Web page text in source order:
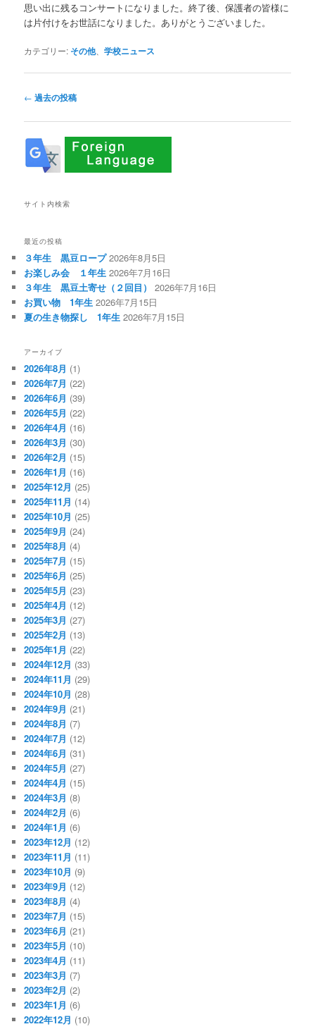
思い出に残るコンサートになりました。終了後、保護者の皆様に
は片付けをお世話になりました。ありがとうございました。
カテゴリー: その他、学校ニュース
投
ナ
ビ
ゲ
ー
ョ
← 過去の投稿
サイト内検索
最近の投稿
３年生 黒豆ロープ 2026年8月5日
お楽しみ会 １年生 2026年7月16日
３年生 黒豆土寄せ（２回目）
2026年7月16日
お買い物 1年生 2026年7月15日
夏の生き物探し 1年生 2026年7月15日
アーカイブ
2026年8月 (1)
2026年7月 (22)
2026年6月 (39)
2026年5月 (22)
2026年4月 (16)
2026年3月 (30)
2026年2月 (15)
2026年1月 (16)
2025年12月 (25)
2025年11月 (14)
2025年10月 (25)
2025年9月 (24)
2025年8月 (4)
2025年7月 (15)
2025年6月 (25)
2025年5月 (23)
2025年4月 (12)
2025年3月 (27)
2025年2月 (13)
2025年1月 (22)
2024年12月 (33)
2024年11月 (29)
2024年10月 (28)
2024年9月 (21)
2024年8月 (7)
2024年7月 (12)
2024年6月 (31)
2024年5月 (27)
2024年4月 (15)
2024年3月 (8)
2024年2月 (6)
2024年1月 (6)
2023年12月 (12)
2023年11月 (11)
2023年10月 (9)
2023年9月 (12)
2023年8月 (4)
2023年7月 (15)
2023年6月 (21)
2023年5月 (10)
2023年4月 (11)
2023年3月 (7)
2023年2月 (2)
2023年1月 (6)
2022年12月 (10)